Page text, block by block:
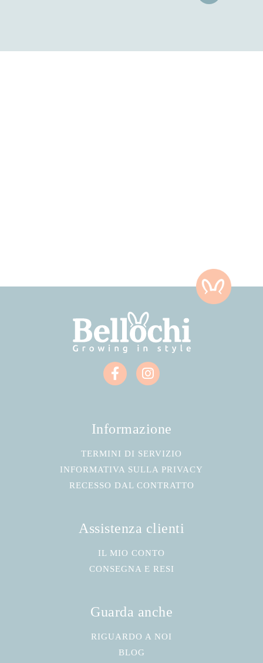
Informazione
TERMINI DI SERVIZIO
INFORMATIVA SULLA PRIVACY
RECESSO DAL CONTRATTO
Assistenza clienti
IL MIO CONTO
CONSEGNA E RESI
Guarda anche
RIGUARDO A NOI
BLOG